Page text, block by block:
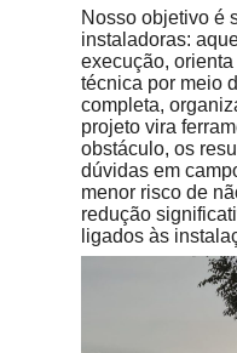
Nosso objetivo é
instaladoras:
execução,
técnica por meio
completa,
projeto vira
obstáculo, os
dúvidas em
menor risco de
redução
ligados às